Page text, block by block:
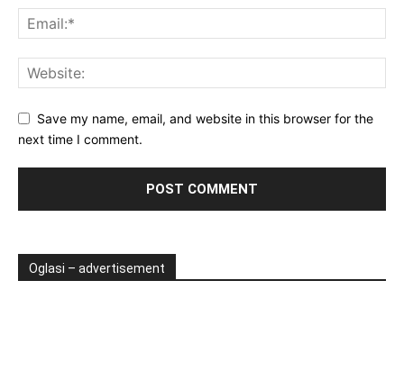
Save my name, email, and website in this browser for the
next time I comment.
Oglasi – advertisement